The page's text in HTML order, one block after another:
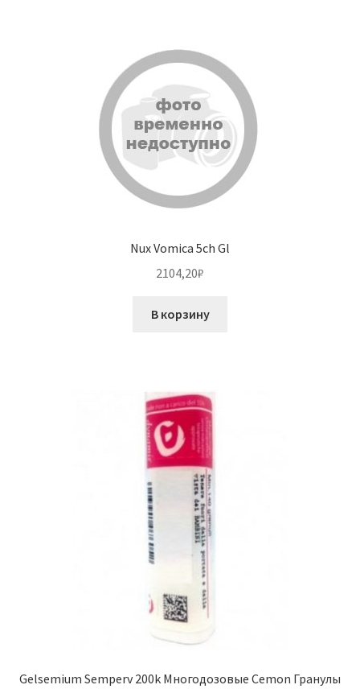
Nux Vomica 5ch Gl
2104,20₽
В корзину
Gelsemium Semperv 200k Многодозовые Cemon Гранулы